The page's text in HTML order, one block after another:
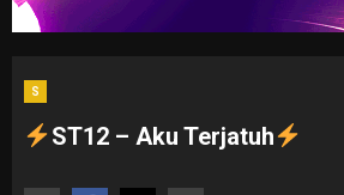
S
ST12 – Aku Terjatuh